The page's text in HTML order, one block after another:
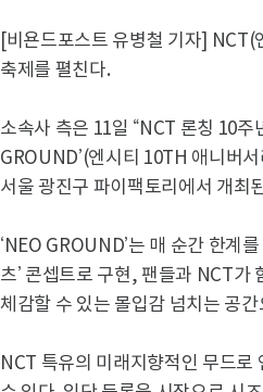
[비욘드포스트 유병철 기자]
축제를 펼친다.
소속사 측은 11일 “NCT 론칭 10
GROUND’(엔시티 10TH 애니버
서울 광진구 파이팩토리에서 개최
‘NEO GROUND’는 매 순간 한계
츠’ 콘셉트로 구현, 팬들과 NCT가
체감할 수 있는 몰입감 넘치는 공
NCT 특유의 미래지향적인 무드로